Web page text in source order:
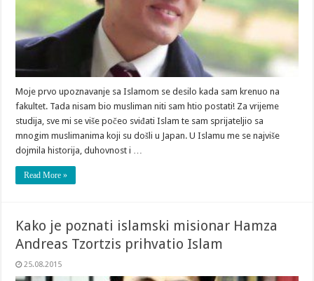
Moje prvo upoznavanje sa Islamom se desilo kada sam krenuo na
fakultet. Tada nisam bio musliman niti sam htio postati! Za vrijeme
studija, sve mi se više počeo sviđati Islam te sam sprijateljio sa
mnogim muslimanima koji su došli u Japan. U Islamu me se najviše
dojmila historija, duhovnost i …
Read More »
Kako je poznati islamski misionar Hamza
Andreas Tzortzis prihvatio Islam
25.08.2015